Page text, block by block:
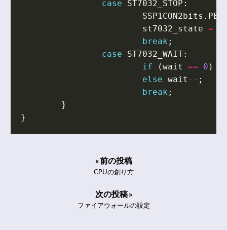
case ST7032_STOP :
SSP1CON2bits . PEN
st7032_state =
break ;
case
ST7032_WAIT:
if
(wait == 0 )
else wait -- ;
break ;
}
}
« 前の投稿
CPUの創り方
次の投稿 »
ファイアウォールの設定